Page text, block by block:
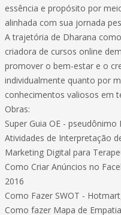
essência e propósito por
alinhada com sua jornada
A trajetória de Dharana
criadora de cursos online
promover o bem-estar e o
individualmente quanto por
conhecimentos valiosos em
Obras:
Super Guia OE - pseudônimo
Atividades de Interpretação
Marketing Digital para
Como Criar Anúncios no
2016
Como Fazer SWOT -
Como fazer Mapa de